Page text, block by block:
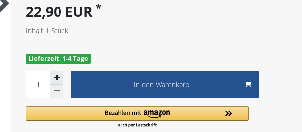
22,90 EUR *
Inhalt 1 Stück
Lieferzeit: 1-4 Tage
In den Warenkorb